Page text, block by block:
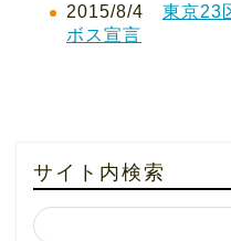
2015/8/4 東京23
ボス宣言
サイト内検索